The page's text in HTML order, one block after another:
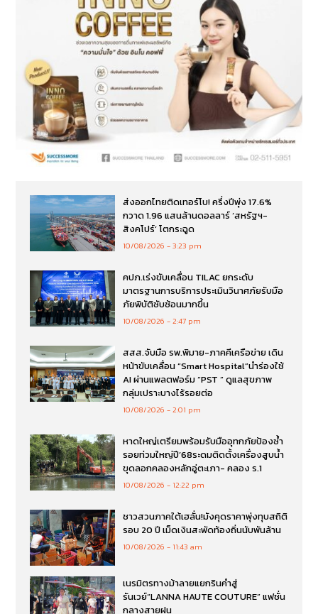
ส่งออกไทยติดเทอร์โบ! ครึ่งปีพุ่ง 17.6%
กวาด 1.96 แสนล้านดอลลาร์ ‘สหรัฐฯ-
สิงคโปร์’ โตกระฉูด
10/08/2026 3:23 pm
คปภ.เร่งขับเคลื่อน TILAC ยกระดับ
มาตรฐานการบริการประเมินวินาศภัยรับมือ
ภัยพิบัติซับซ้อนมากขึ้น
10/08/2026 2:47 pm
สสส.จับมือ รพ.พิมาย-ภาคคีเครือข่าย เดิน
หน้าขับเคลื่อน “Smart Hospital”นำร่องใช้
AI ผ่านแพลตฟอร์ม “PST ” ดูแลสุขภาพ
กลุ่มเปราะบางไร้รอยต่อ
10/08/2026 2:01 pm
หาดใหญ่เตรียมพร้อมรับมืออุทกภัยป้องซ้ำ
รอยท่วมใหญ่ปี’68ระดมติดตั้งเครื่องสูบน้ำ
ขุดลอกคลองหลักอู่ตะเภา- คลอง ร.1
10/08/2026 12:22 pm
ชาวสวนภาคใต้เฮลั่น!มังคุดราคาพุ่งทุบสถิติ
รอบ 20 ปี เม็ดเงินสะพัดท้องถิ่นนับพันล้าน
10/08/2026 11:43 am
เนรมิตรทางม้าลายแยกรินคำสู่
รันเวย์“LANNA HAUTE COUTURE” แฟชั่น
กลางสายฝน